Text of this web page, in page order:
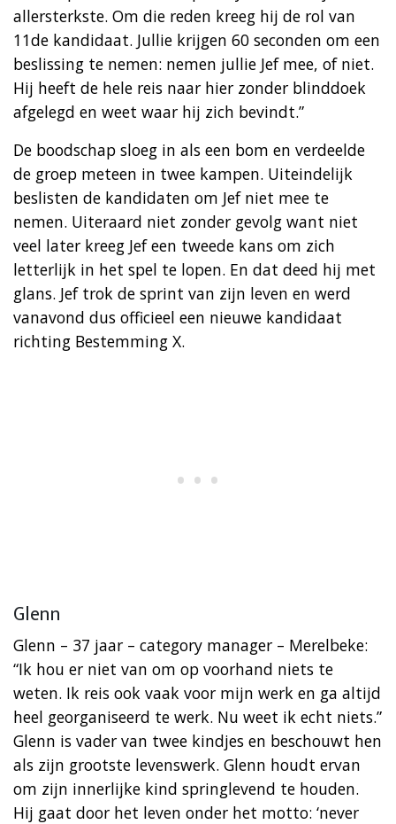
allersterkste. Om die reden kreeg hij de rol van
11de kandidaat. Jullie krijgen 60 seconden om een
beslissing te nemen: nemen jullie Jef mee, of niet.
Hij heeft de hele reis naar hier zonder blinddoek
afgelegd en weet waar hij zich bevindt.”
De boodschap sloeg in als een bom en verdeelde
de groep meteen in twee kampen. Uiteindelijk
beslisten de kandidaten om Jef niet mee te
nemen. Uiteraard niet zonder gevolg want niet
veel later kreeg Jef een tweede kans om zich
letterlijk in het spel te lopen. En dat deed hij met
glans. Jef trok de sprint van zijn leven en werd
vanavond dus officieel een nieuwe kandidaat
richting Bestemming X.
Glenn
Glenn – 37 jaar – category manager – Merelbeke:
“Ik hou er niet van om op voorhand niets te
weten. Ik reis ook vaak voor mijn werk en ga altijd
heel georganiseerd te werk. Nu weet ik echt niets.”
Glenn is vader van twee kindjes en beschouwt hen
als zijn grootste levenswerk. Glenn houdt ervan
om zijn innerlijke kind springlevend te houden.
Hij gaat door het leven onder het motto: ‘never